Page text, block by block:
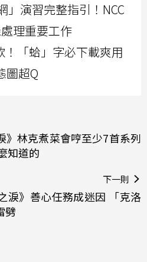
」演習完整指引！NCC
理重要工作
！「蛤」字必下載爽用
圖超Q
》林克煮菜會哼至少7首系列
知道的
下一則
淚》善心任務成迷因 「克洛
劈